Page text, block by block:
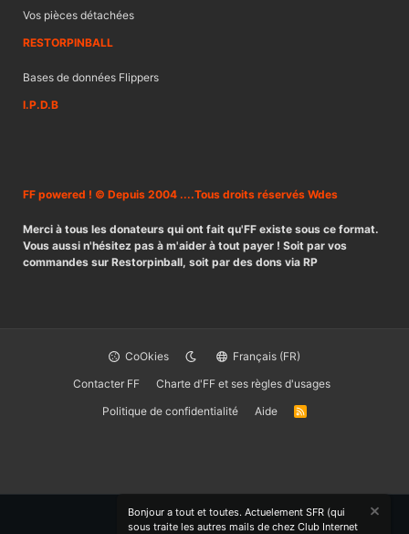
Vos pièces détachées
RESTORPINBALL
Bases de données Flippers
I.P.D.B
FF powered ! © Depuis 2004 ....Tous droits réservés Wdes
Merci à tous les donateurs qui ont fait qu'FF existe sous ce format.
Vous aussi n'hésitez pas à m'aider à tout payer ! Soit par vos
commandes sur Restorpinball, soit par des dons via RP
CoOkies
Français (FR)
Contacter FF
Charte d'FF et ses règles d'usages
Politique de confidentialité
Aide
R
Bonjour a tout et toutes. Actuelement SFR (qui
sous traite les autres mails de chez Club Internet